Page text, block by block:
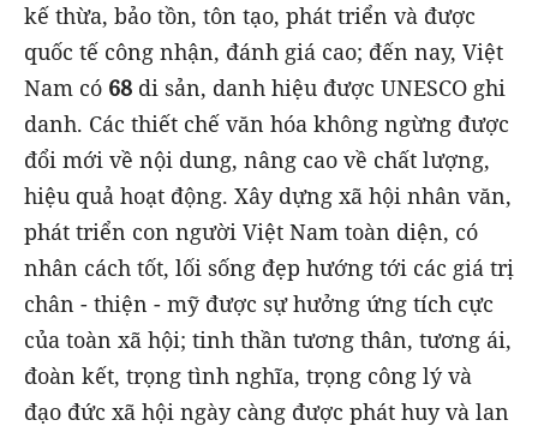
kế thừa, bảo tồn, tôn tạo, phát triển và được
quốc tế công nhận, đánh giá cao; đến nay, Việt
Nam có 68 di sản, danh hiệu được UNESCO ghi
danh. Các thiết chế văn hóa không ngừng được
đổi mới về nội dung, nâng cao về chất lượng,
hiệu quả hoạt động. Xây dựng xã hội nhân văn,
phát triển con người Việt Nam toàn diện, có
nhân cách tốt, lối sống đẹp hướng tới các giá trị
chân - thiện - mỹ được sự hưởng ứng tích cực
của toàn xã hội; tinh thần tương thân, tương ái,
đoàn kết, trọng tình nghĩa, trọng công lý và
đạo đức xã hội ngày càng được phát huy và lan